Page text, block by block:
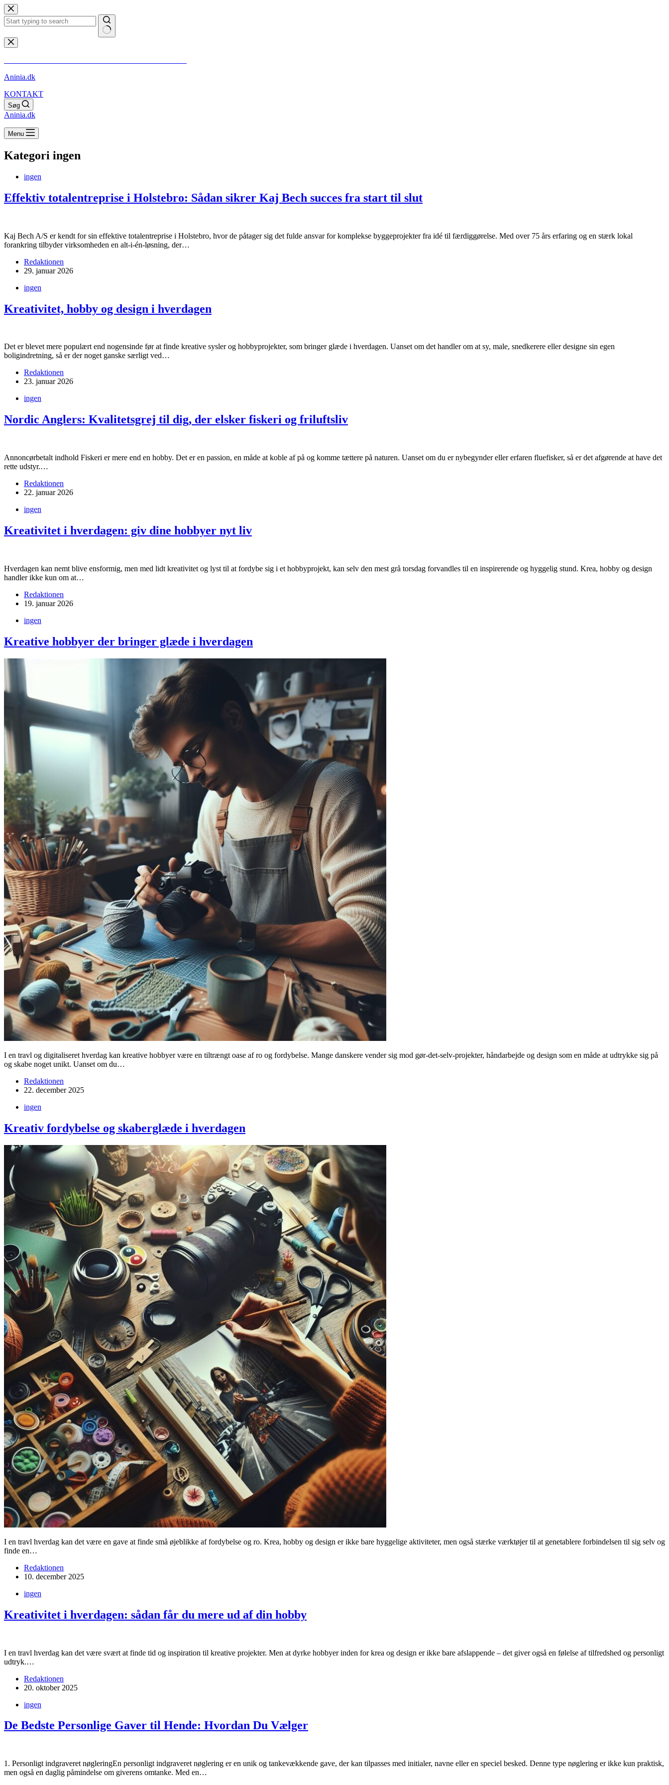
Fortsæt
til
indhold
Ingen
resultater
Aninia.dk
KONTAKT
Søg
Aninia.dk
Menu
Kategori ingen
ingen
Effektiv totalentreprise i Holstebro: Sådan sikrer Kaj Bech succes fra start til slut
Kaj Bech A/S er kendt for sin effektive totalentreprise i Holstebro, hvor de påtager sig det fulde ansvar for komplekse byggeprojekter fra idé til færdiggørelse. Med over 75 års erfaring og en stærk lokal
forankring tilbyder virksomheden en alt-i-én-løsning, der…
Redaktionen
29. januar 2026
ingen
Kreativitet, hobby og design i hverdagen
Det er blevet mere populært end nogensinde før at finde kreative sysler og hobbyprojekter, som bringer glæde i hverdagen. Uanset om det handler om at sy, male, snedkerere eller designe sin egen
boligindretning, så er der noget ganske særligt ved…
Redaktionen
23. januar 2026
ingen
Nordic Anglers: Kvalitetsgrej til dig, der elsker fiskeri og friluftsliv
Annoncørbetalt indhold Fiskeri er mere end en hobby. Det er en passion, en måde at koble af på og komme tættere på naturen. Uanset om du er nybegynder eller erfaren fluefisker, så er det afgørende at have det
rette udstyr.…
Redaktionen
22. januar 2026
ingen
Kreativitet i hverdagen: giv dine hobbyer nyt liv
Hverdagen kan nemt blive ensformig, men med lidt kreativitet og lyst til at fordybe sig i et hobbyprojekt, kan selv den mest grå torsdag forvandles til en inspirerende og hyggelig stund. Krea, hobby og design
handler ikke kun om at…
Redaktionen
19. januar 2026
ingen
Kreative hobbyer der bringer glæde i hverdagen
I en travl og digitaliseret hverdag kan kreative hobbyer være en tiltrængt oase af ro og fordybelse. Mange danskere vender sig mod gør-det-selv-projekter, håndarbejde og design som en måde at udtrykke sig på
og skabe noget unikt. Uanset om du…
Redaktionen
22. december 2025
ingen
Kreativ fordybelse og skaberglæde i hverdagen
I en travl hverdag kan det være en gave at finde små øjeblikke af fordybelse og ro. Krea, hobby og design er ikke bare hyggelige aktiviteter, men også stærke værktøjer til at genetablere forbindelsen til sig selv og
finde en…
Redaktionen
10. december 2025
ingen
Kreativitet i hverdagen: sådan får du mere ud af din hobby
I en travl hverdag kan det være svært at finde tid og inspiration til kreative projekter. Men at dyrke hobbyer inden for krea og design er ikke bare afslappende – det giver også en følelse af tilfredshed og personligt
udtryk.…
Redaktionen
20. oktober 2025
ingen
De Bedste Personlige Gaver til Hende: Hvordan Du Vælger
1. Personligt indgraveret nøgleringEn personligt indgraveret nøglering er en unik og tankevækkende gave, der kan tilpasses med initialer, navne eller en speciel besked. Denne type nøglering er ikke kun praktisk,
men også en daglig påmindelse om giverens omtanke. Med en…